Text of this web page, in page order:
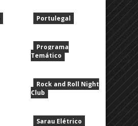
Portulegal
Programa
Temático
Rock and Roll Night
Club
Sarau Elétrico